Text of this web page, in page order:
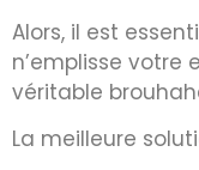
Alors, il est
n’emplisse votre
véritable
La meilleure